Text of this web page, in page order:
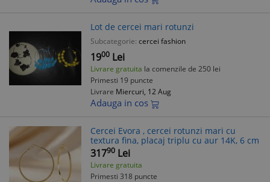
Lot de cercei mari rotunzi
Subcategorie: cercei fashion
1900 Lei
Livrare gratuita la comenzile de 250 lei
Primesti 19 puncte
Livrare Miercuri, 12 Aug
Adauga in cos
Cercei Evora , cercei rotunzi mari cu
textura fina, placaj triplu cu aur 14K, 6 cm
31790 Lei
Livrare gratuita
Primesti 318 puncte